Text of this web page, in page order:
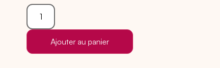
Ajouter au panier